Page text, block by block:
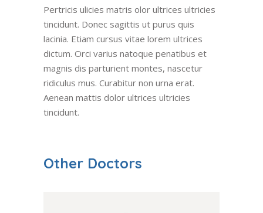
Pertricis ulicies matris olor ultrices ultricies
tincidunt. Donec sagittis ut purus quis
lacinia. Etiam cursus vitae lorem ultrices
dictum. Orci varius natoque penatibus et
magnis dis parturient montes, nascetur
ridiculus mus. Curabitur non urna erat.
Aenean mattis dolor ultrices ultricies
tincidunt.
Other Doctors